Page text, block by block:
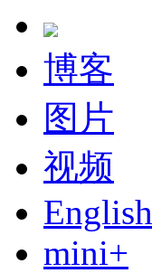
博客
图片
视频
English
mini+